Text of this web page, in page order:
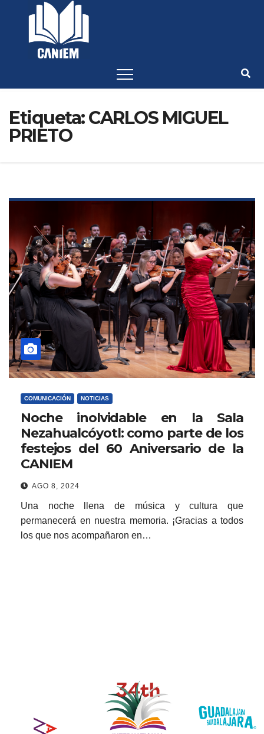
Etiqueta:CARLOS MIGUEL
PRIETO
COMUNICACIÓN NOTICIAS
Noche inolvidable en la Sala
Nezahualcóyotl: como parte de los
festejos del 60 Aniversario de la
CANIEM
AGO 8, 2024
Una noche llena de música y cultura que
permanecerá en nuestra memoria. ¡Gracias a todos
los que nos acompañaron en…